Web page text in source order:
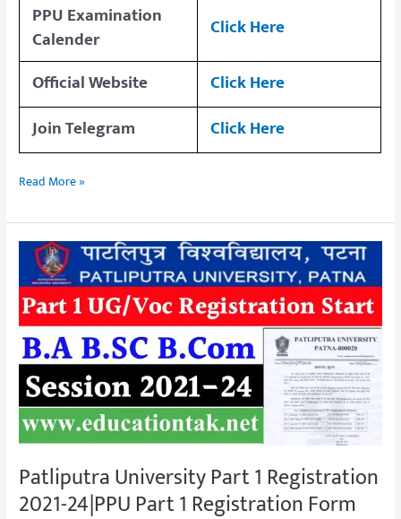
PPU Examination
Calender
Click Here
Official Website
Click Here
Join Telegram
Click Here
Read More »
Patliputra University Part 1 Registration
2021-24|PPU Part 1 Registration Form
Patliputra
University
Part
1
Registration
2021-
24|PPU
Part
Form
Online